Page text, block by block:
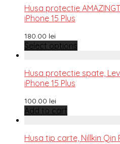
Husa protectie
iPhone 15 Plus
180.00 lei
Select options
Husa protectie spate,
iPhone 15 Plus
100.00 lei
Add to cart
Husa tip carte, Nillkin Qin